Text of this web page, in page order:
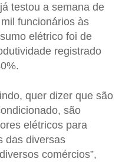
já testou a semana de
funcionários às
elétrico foi de
registrado
quer dizer que são
são
elétricos para
das diversas
comércios”,